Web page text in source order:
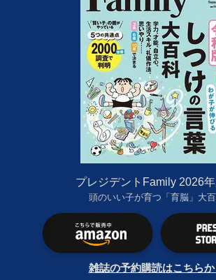
プレジデントFamily 2026
頭のいい子が育つ「育脳」大
雑誌の予約購読はこちらか